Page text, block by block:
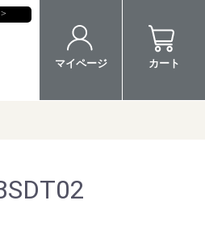
マイページ カート